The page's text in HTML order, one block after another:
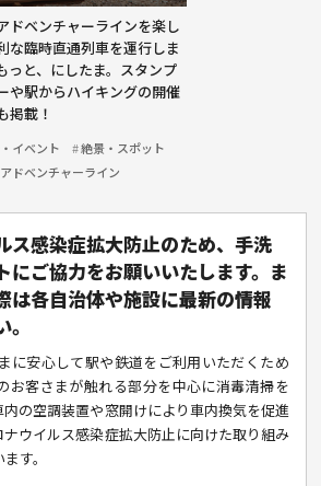
ドベンチャーラインを楽し
な臨時直通列車を運行しま
っと、にしたま。スタンプ
や駅からハイキングの開催
掲載！
イベント
絶景・スポット
ドベンチャーライン
ス感染症拡大防止のため、手洗
にご協力をお願いいたします。ま
は各自治体や施設に最新の情報
に安心して駅や鉄道をご利用いただくため
お客さまが触れる部分を中心に消毒清掃を
の空調装置や窓開けにより車内換気を促進
ウイルス感染症拡大防止に向けた取り組み
す。